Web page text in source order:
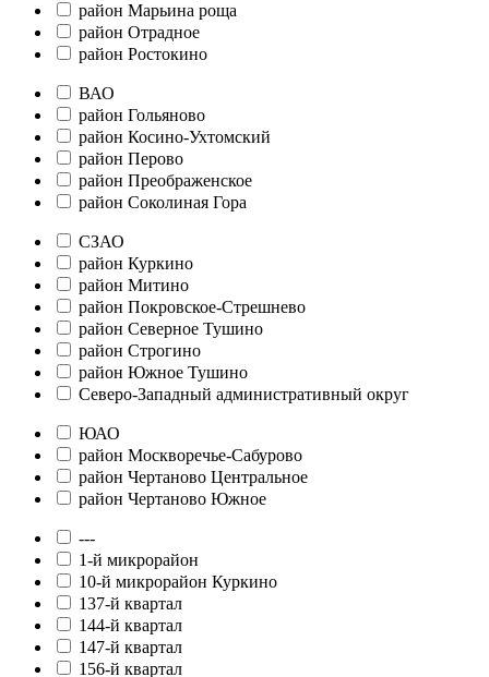
район Марьина роща
район Отрадное
район Ростокино
ВАО
район Гольяново
район Косино-Ухтомский
район Перово
район Преображенское
район Соколиная Гора
СЗАО
район Куркино
район Митино
район Покровское-Стрешнево
район Северное Тушино
район Строгино
район Южное Тушино
Северо-Западный административный округ
ЮАО
район Москворечье-Сабурово
район Чертаново Центральное
район Чертаново Южное
---
1-й микрорайон
10-й микрорайон Куркино
137-й квартал
144-й квартал
147-й квартал
156-й квартал